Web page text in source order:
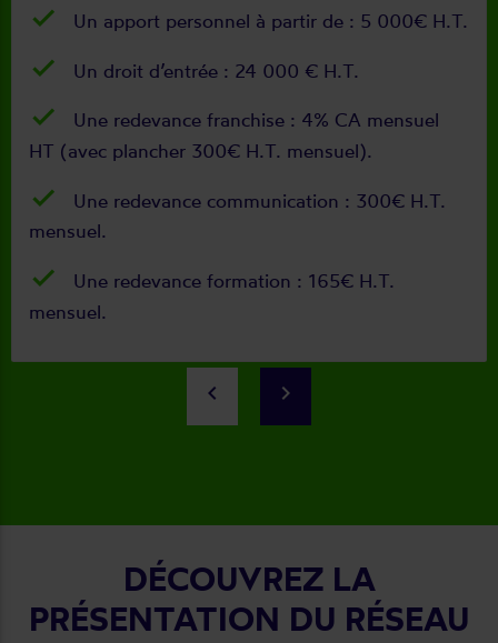
Un apport personnel à partir de : 5 000€ H.T.
Un droit d’entrée : 24 000 € H.T.
Une redevance franchise : 4% CA mensuel
HT (avec plancher 300€ H.T. mensuel).
Une redevance communication : 300€ H.T.
mensuel.
Une redevance formation : 165€ H.T.
mensuel.
keyboard_arrow_left keyboard_arrow_right
DÉCOUVREZ LA
PRÉSENTATION DU RÉSEAU